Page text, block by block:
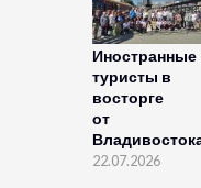
Иностранные
туристы в
восторге
от
22.07.2026